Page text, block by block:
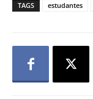
TAGS estudantes